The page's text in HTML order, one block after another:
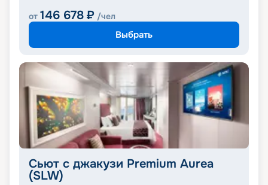
от 146 678 ₽ /чел
Выбрать
Сьют с джакузи Premium Aurea
(SLW)